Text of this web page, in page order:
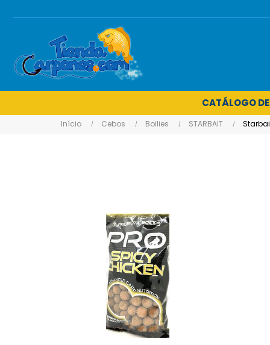
CATÁLOGO
Início Cebos Boilies STARBAIT